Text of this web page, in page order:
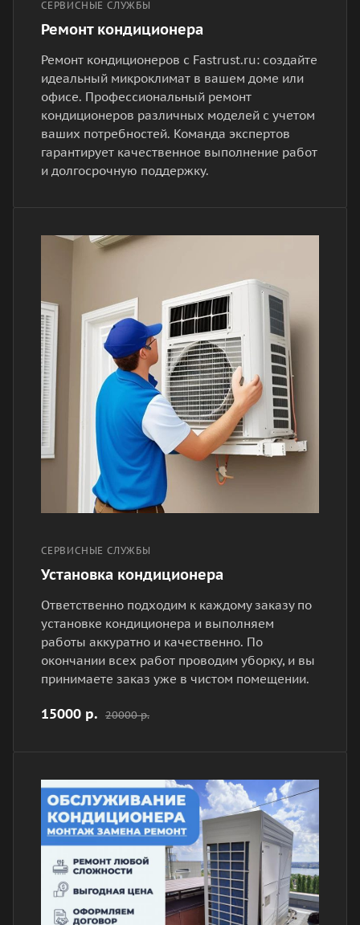
СЕРВИСНЫЕ СЛУЖБЫ
Ремонт кондиционера
Ремонт кондиционеров с Fastrust.ru: создайте
идеальный микроклимат в вашем доме или
офисе. Профессиональный ремонт
кондиционеров различных моделей с учетом
ваших потребностей. Команда экспертов
гарантирует качественное выполнение работ
и долгосрочную поддержку.
СЕРВИСНЫЕ СЛУЖБЫ
Установка кондиционера
Ответственно подходим к каждому заказу по
установке кондиционера и выполняем
работы аккуратно и качественно. По
окончании всех работ проводим уборку, и вы
принимаете заказ уже в чистом помещении.
15000 р. 20000 р.